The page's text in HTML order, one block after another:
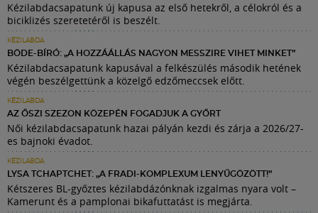
Kézilabdacsapatunk új kapusa az első hetekről, a célokról és a
biciklizés szeretetéről is beszélt.
KÉZILABDA
BÖDE-BÍRÓ: „A HOZZÁÁLLÁS NAGYON MESSZIRE VIHET MINKET”
Kézilabdacsapatunk kapusával a felkészülés második hetének
végén beszélgettünk a közelgő edzőmeccsek előtt.
KÉZILABDA
AZ ŐSZI SZEZON KÖZEPÉN FOGADJUK A GYŐRT
Női kézilabdacsapatunk hazai pályán kezdi és zárja a 2026/27-
es bajnoki évadot.
KÉZILABDA
LYSA TCHAPTCHET: „A FRADI-KOMPLEXUM LENYŰGÖZÖTT!”
Kétszeres BL-győztes kézilabdázónknak izgalmas nyara volt –
Kamerunt és a pamplonai bikafuttatást is megjárta.